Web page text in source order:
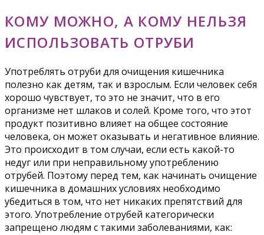
КОМУ МОЖНО, А КОМУ НЕЛЬЗЯ
ИСПОЛЬЗОВАТЬ ОТРУБИ
Употреблять отруби для очищения кишечника
полезно как детям, так и взрослым. Если человек себя
хорошо чувствует, то это не значит, что в его
организме нет шлаков и солей. Кроме того, что этот
продукт позитивно влияет на общее состояние
человека, он может оказывать и негативное влияние.
Это происходит в том случаи, если есть какой-то
недуг или при неправильному употреблению
отрубей. Поэтому перед тем, как начинать очищение
кишечника в домашних условиях необходимо
убедиться в том, что нет никаких препятствий для
этого. Употребление отрубей категорически
запрещено людям с такими заболеваниями, как: